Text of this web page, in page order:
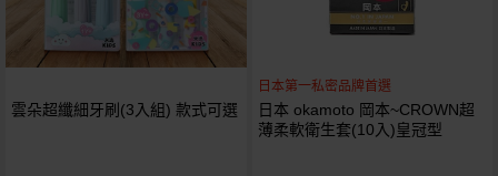
雲朵超纖細牙刷(3入組) 款式可選
日本第一私密品牌首選
日本 okamoto 岡本~CROWN超
薄柔軟衛生套(10入)皇冠型